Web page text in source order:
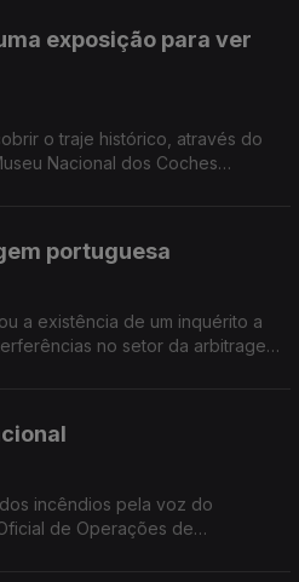
exposição para ver
o traje histórico, através do
Nacional dos Coches
portuguesa
a existência de um inquérito a
no setor da arbitragem
incêndios pela voz do
de Operações de